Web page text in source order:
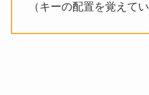
（キーの配置を覚えて